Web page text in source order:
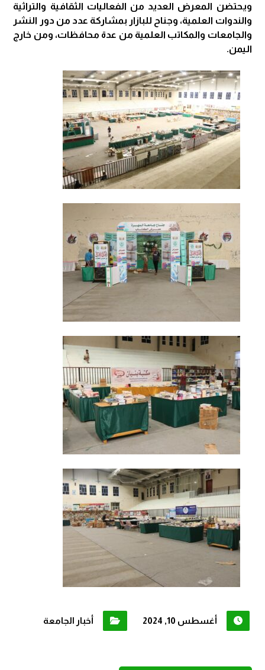
ويحتضن المعرض العديد من الفعاليات الثقافية والتراثية
والندوات العلمية، وجناح للبازار بمشاركة عدد من دور النشر
والجامعات والمكاتب العلمية من عدة محافظات، ومن خارج
اليمن.
أغسطس 10, 2024 أخبار الجامعة